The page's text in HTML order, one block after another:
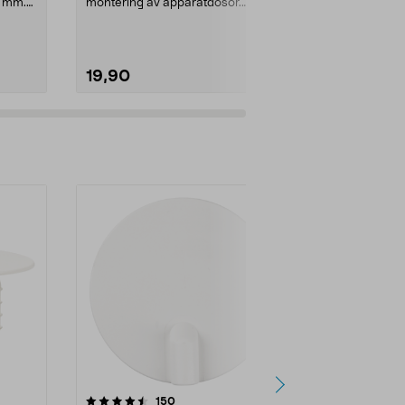
montering av apparatdosor.
19,90
150recensioner